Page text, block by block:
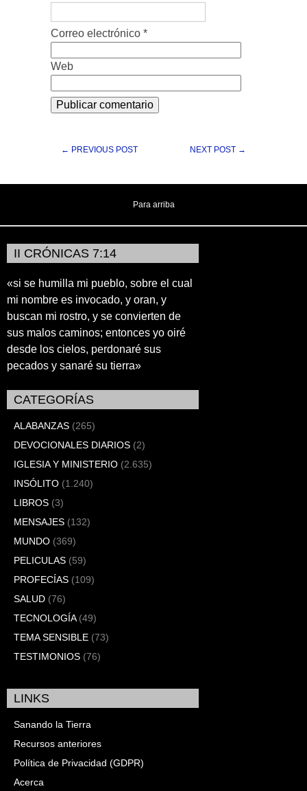
Correo electrónico *
Web
← PREVIOUS POST NEXT POST →
Para arriba
II CRÓNICAS 7:14
«si se humilla mi pueblo, sobre el cual
mi nombre es invocado, y oran, y
buscan mi rostro, y se convierten de
sus malos caminos; entonces yo oiré
desde los cielos, perdonaré sus
pecados y sanaré su tierra»
CATEGORÍAS
ALABANZAS (265)
DEVOCIONALES DIARIOS (2)
IGLESIA Y MINISTERIO (2.635)
INSÓLITO (1.240)
LIBROS (3)
MENSAJES (132)
MUNDO (369)
PELICULAS (59)
PROFECÍAS (109)
SALUD (76)
TECNOLOGÍA(49)
TEMA SENSIBLE (73)
TESTIMONIOS (76)
LINKS
Sanando la Tierra
Recursos anteriores
Política de Privacidad (GDPR)
Acerca